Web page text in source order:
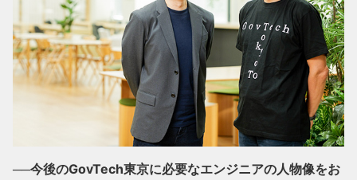
──今後のGovTech東京に必要なエンジニアの人物像をお